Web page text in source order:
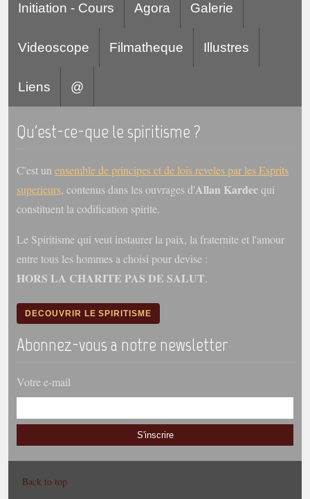
Initiation - Cours Agora Galerie
Videoscope Filmatheque Illustres
Liens @
Qu'est-ce-que le spiritisme ?
C'est un ensemble de principes et de lois reveles par les Esprits
superieurs, contenus dans les ouvrages d'Allan Kardecqui
constituent la codification spirite.
Le Spiritisme qui veut instaurer la paix, la fraternite et l'amour
entre tous les hommes a choisi pour devise :
HORS LA CHARITE PAS DE SALUT.
DECOUVRIR LE SPIRITISME
Abonnez-vous a notre newsletter
Votre e-mail
S'inscrire
Back to top